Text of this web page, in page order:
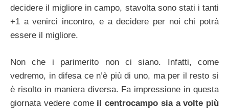
decidere il migliore in campo, stavolta sono stati i tanti
+1 a venirci incontro, e a decidere per noi chi potrà
essere il migliore.
Non che i parimerito non ci siano. Infatti, come
vedremo, in difesa ce n’è più di uno, ma per il resto si
è risolto in maniera diversa. Fa impressione in questa
giornata vedere comeil centrocampo sia a volte più